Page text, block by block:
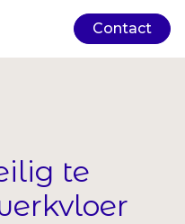
Contact
te